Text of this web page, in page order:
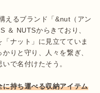
えるブランド「&nut（アン
＆ NUTSからきており、
ナット」に見立てていま
りと守り、人々を繋ぎ、
で名付けたそう。
持ち運べる収納アイテム